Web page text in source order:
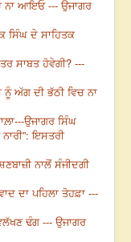
ਨਾ ਆਇਓ --- ਉਜਾਗਰ
ਸਿੰਘ ਦੇ ਸਾਹਿਤਕ
ਸਾਬਤ ਹੋਵੇਗੀ? ---
ਅੱਗ ਦੀ ਭੱਠੀ ਵਿਚ ਨਾ
ਉਜਾਗਰ ਸਿੰਘ
ਇਸਤਰੀ
ਨਾਲੋਂ ਸੰਜੀਦਗੀ
ਦਾ ਪਹਿਲਾ ਤੋਹਫ਼ਾ ---
ਢੰਗ --- ਉਜਾਗਰ